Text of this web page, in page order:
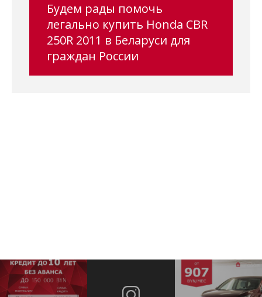
Будем рады помочь
легально купить Honda CBR
250R 2011 в Беларуси для
граждан России